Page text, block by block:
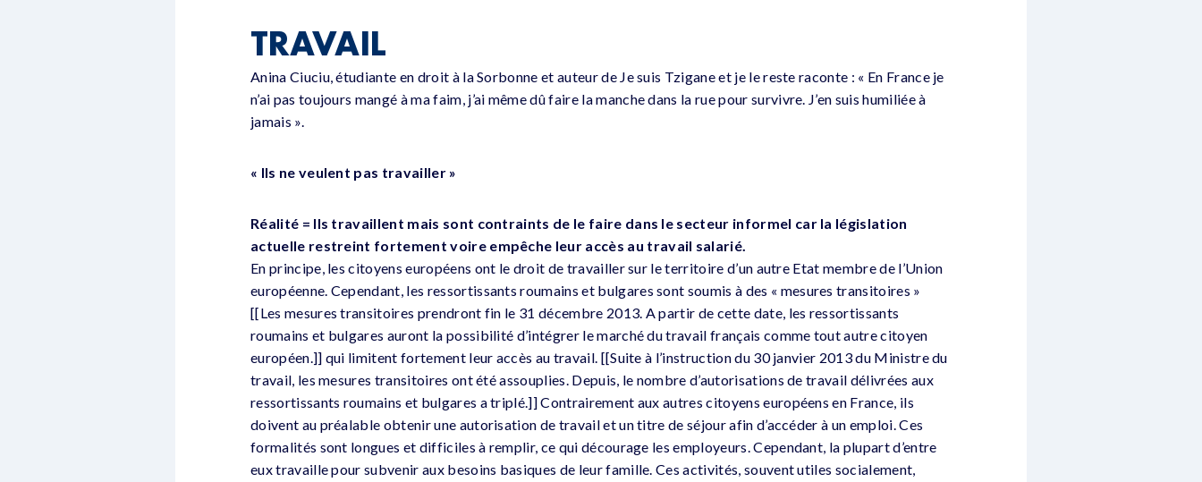
TRAVAIL
Anina Ciuciu, étudiante en droit à la Sorbonne et auteur de Je suis Tzigane et je le reste raconte : « En France je
n’ai pas toujours mangé à ma faim, j’ai même dû faire la manche dans la rue pour survivre. J’en suis humiliée à
jamais ».
« Ils ne veulent pas travailler »
Réalité = Ils travaillent mais sont contraints de le faire dans le secteur informel car la législation
actuelle restreint fortement voire empêche leur accès au travail salarié.
En principe, les citoyens européens ont le droit de travailler sur le territoire d’un autre Etat membre de l’Union
européenne. Cependant, les ressortissants roumains et bulgares sont soumis à des « mesures transitoires »
[[Les mesures transitoires prendront fin le 31 décembre 2013. A partir de cette date, les ressortissants
roumains et bulgares auront la possibilité d’intégrer le marché du travail français comme tout autre citoyen
européen.]] qui limitent fortement leur accès au travail. [[Suite à l’instruction du 30 janvier 2013 du Ministre du
travail, les mesures transitoires ont été assouplies. Depuis, le nombre d’autorisations de travail délivrées aux
ressortissants roumains et bulgares a triplé.]] Contrairement aux autres citoyens européens en France, ils
doivent au préalable obtenir une autorisation de travail et un titre de séjour afin d’accéder à un emploi. Ces
formalités sont longues et difficiles à remplir, ce qui décourage les employeurs. Cependant, la plupart d’entre
eux travaille pour subvenir aux besoins basiques de leur famille. Ces activités, souvent utiles socialement,